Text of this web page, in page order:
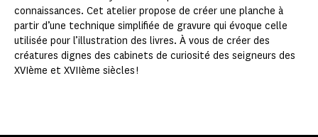
connaissances. Cet atelier propose de créer une planche à
partir d’une technique simplifiée de gravure qui évoque celle
utilisée pour l’illustration des livres. À vous de créer des
créatures dignes des cabinets de curiosité des seigneurs des
XVIème et XVIIème siècles !